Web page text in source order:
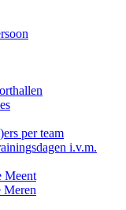
per team
i.v.m.
Meent
Meren